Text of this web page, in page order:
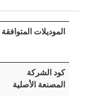
الموديلات المتوافقة
كود الشركة
المصنعة الأصلية